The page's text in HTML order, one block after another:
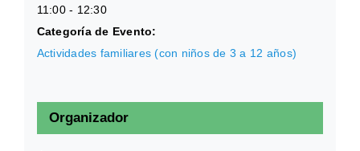
11:00 - 12:30
Categoría de Evento:
Actividades familiares (con niños de 3 a 12 años)
Organizador